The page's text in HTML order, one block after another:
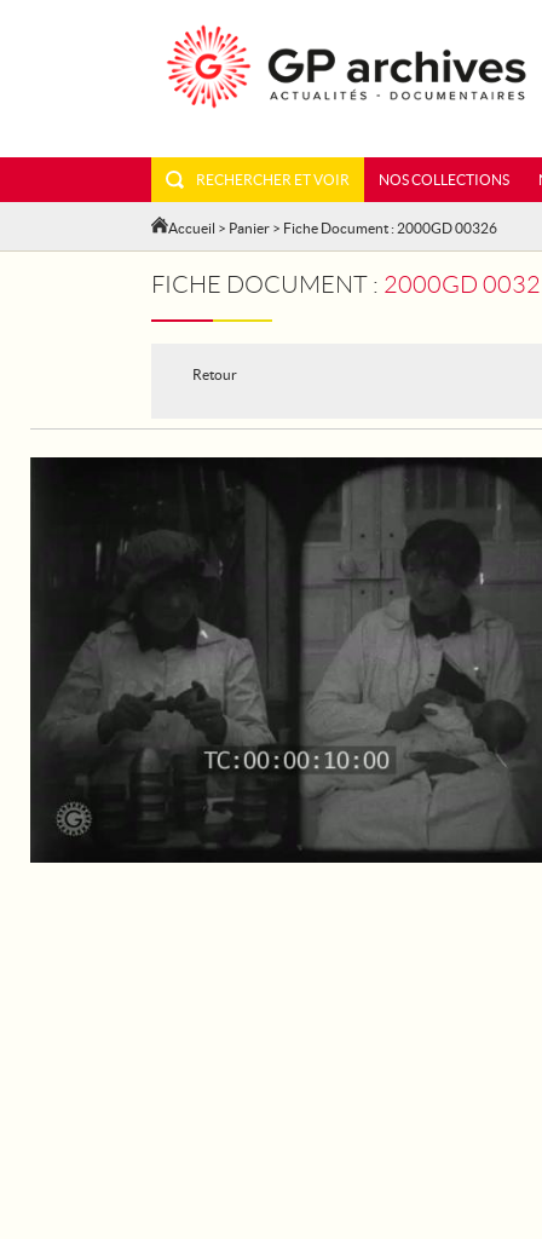
RECHERCHER ET VOIR NOS COLLECTIONS
Accueil > Panier > Fiche Document : 2000GD 00326
FICHE DOCUMENT : 2000GD
Retour